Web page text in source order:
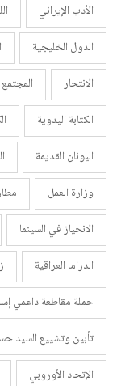
الأدب الإيراني
الدول الخليجية
الانتحار
الكتابة اليدوية
اليونان القديمة
وزارة العمل
الانحياز في السينما
الدراما العراقية
حملة مقاطعة داعمي
تأبين وتشييع السيد
الإتحاد الأوروبي